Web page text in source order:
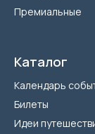
Премиальные
Каталог
Календарь
Билеты
Идеи